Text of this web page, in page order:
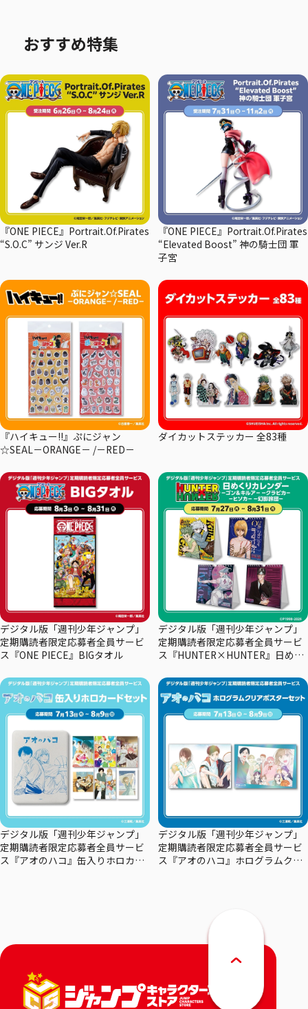
おすすめ特集
『ONE PIECE』Portrait.Of.Pirates
“S.O.C” サンジ Ver.R
『ONE PIECE』Portrait.Of.Pirates
“Elevated Boost” 神の騎士団 軍
子宮
『ハイキュー!!』ぷにジャン
☆SEAL－ORANGE－ /－RED－
ダイカットステッカー 全83種
デジタル版「週刊少年ジャンプ」
定期購読者限定応募者全員サービ
ス『ONE PIECE』BIGタオル
デジタル版「週刊少年ジャンプ」
定期購読者限定応募者全員サービ
ス『HUNTER×HUNTER』日めく
デジタル版「週刊少年ジャンプ」
定期購読者限定応募者全員サービ
ス『アオのハコ』缶入りホロカー
デジタル版「週刊少年ジャンプ」
定期購読者限定応募者全員サービ
ス『アオのハコ』ホログラムクリ